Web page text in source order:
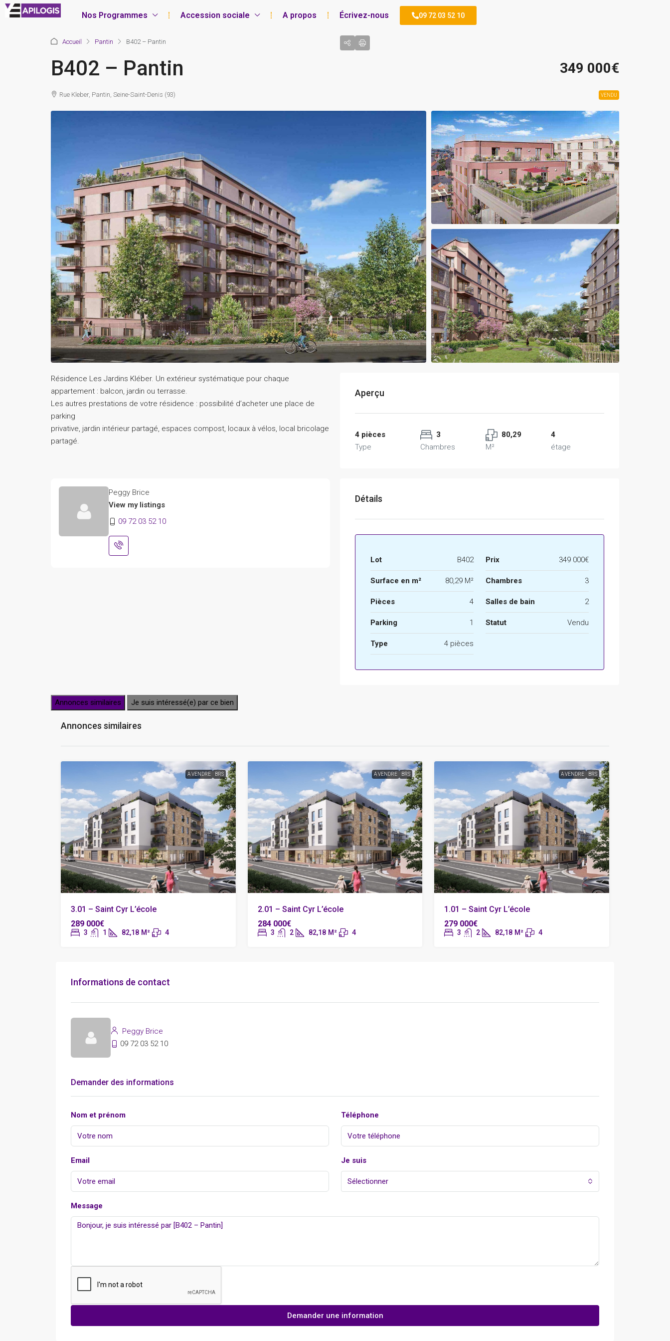
Nos Programmes Accession sociale A propos Écrivez-nous 09 72 03 52 10
Accueil Pantin B402 – Pantin
B402 – Pantin 349 000€
Rue Kleber, Pantin, Seine-Saint-Denis (93) VENDU
Résidence Les Jardins Kléber. Un extérieur systématique pour chaque
appartement : balcon, jardin ou terrasse.
Les autres prestations de votre résidence : possibilité d’acheter une place de
parking
privative, jardin intérieur partagé, espaces compost, locaux à vélos, local bricolage
partagé.
Aperçu
4 pièces
Type
3
Chambres
80,29
M²
4
étage
Peggy Brice
View my listings
09 72 03 52 10
Détails
Lot B402 Prix 349 000€
Surface en m² 80,29 M² Chambres 3
Pièces 4 Salles de bain 2
Parking 1 Statut Vendu
Type 4 pièces
Annonces similaires Je suis intéressé(e) par ce bien
Annonces similaires
A VENDRE BRS
3.01 – Saint Cyr L’école
289 000€
3 1 82,18 M² 4
A VENDRE BRS
2.01 – Saint Cyr L’école
284 000€
3 2 82,18 M² 4
A VENDRE BRS
1.01 – Saint Cyr L’école
279 000€
3 2 82,18 M² 4
Informations de contact
Peggy Brice
09 72 03 52 10
Demander des informations
Nom et prénom Téléphone
Email Je suis
Sélectionner
Message
Demander une information